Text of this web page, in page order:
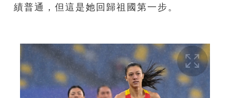
績普通，但這是她回歸祖國第一步。